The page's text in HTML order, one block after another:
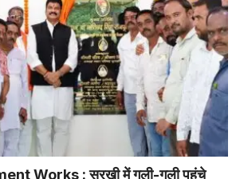
Works : सुरखी में गली-गली पहुंचे